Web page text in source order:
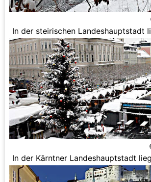
In der steirischen Landeshauptstadt
auf Weiße Weihnachten leider nur bei
In der Kärntner Landeshauptstadt
auf Weiße Weihnachten bei nur 5%.